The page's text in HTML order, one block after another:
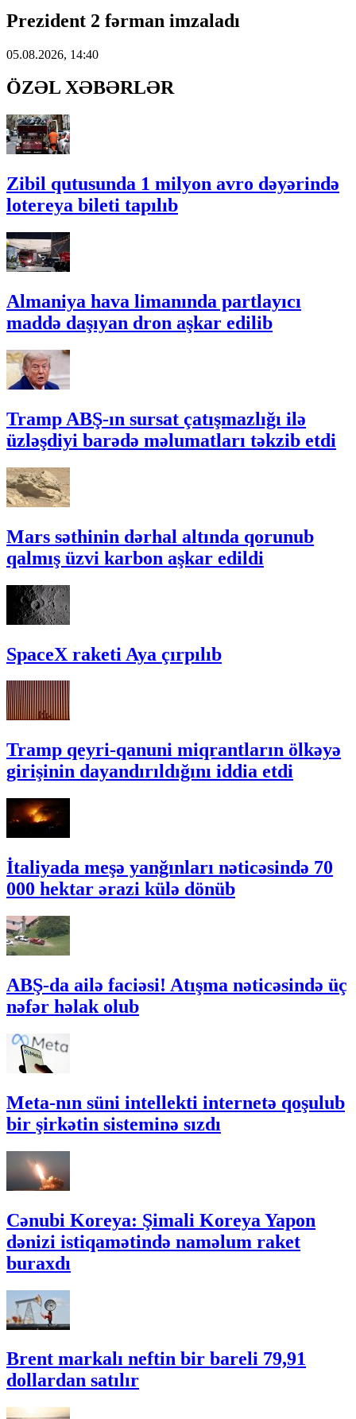
Prezident 2 fərman imzaladı
05.08.2026, 14:40
ÖZƏL XƏBƏRLƏR
Zibil qutusunda 1 milyon avro dəyərində
lotereya bileti tapılıb
Almaniya hava limanında partlayıcı
maddə daşıyan dron aşkar edilib
Tramp ABŞ-ın sursat çatışmazlığı ilə
üzləşdiyi barədə məlumatları təkzib etdi
Mars səthinin dərhal altında qorunub
qalmış üzvi karbon aşkar edildi
SpaceX raketi Aya çırpılıb
Tramp qeyri-qanuni miqrantların ölkəyə
girişinin dayandırıldığını iddia etdi
İtaliyada meşə yanğınları nəticəsində 70
000 hektar ərazi külə dönüb
ABŞ-da ailə faciəsi! Atışma nəticəsində üç
nəfər həlak olub
Meta-nın süni intellekti internetə qoşulub
bir şirkətin sisteminə sızdı
Cənubi Koreya: Şimali Koreya Yapon
dənizi istiqamətində naməlum raket
buraxdı
Brent markalı neftin bir bareli 79,91
dollardan satılır